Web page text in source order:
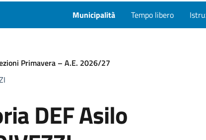
Municipalità Tempo libero
Primavera – A.E. 2026/27
DEF Asilo